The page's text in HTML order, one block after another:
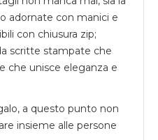
adornate con manici e
con chiusura zip;
scritte stampate che
che unisce eleganza e
a questo punto non
insieme alle persone